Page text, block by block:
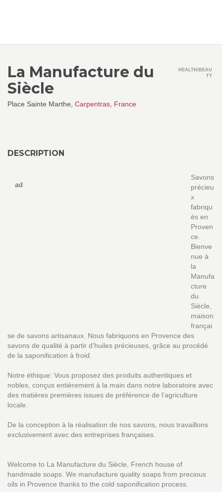
La Manufacture du
Siècle
Place Sainte Marthe, Carpentras France
HEALTH/BEAU
TY
DESCRIPTION
ad
Savons
précieu
x
fabriqu
és en
Proven
ce.
Bienve
nue à
la
Manufa
cture
du
Siècle,
maison
françai
se de savons artisanaux. Nous fabriquons en Provence des
savons de qualité à partir d'huiles précieuses, grâce au procédé
de la saponification à froid.
Notre éthique: Vous proposez des produits authentiques et
nobles, conçus entièrement à la main dans notre laboratoire avec
des matières premières issues de préférence de l'agriculture
locale.
De la conception à la réalisation de nos savons, nous travaillons
exclusivement avec des entreprises françaises.
Welcome to La Manufacture du Siècle, French house of
handmade soaps. We manufacture quality soaps from precious
oils in Provence thanks to the cold saponification process.